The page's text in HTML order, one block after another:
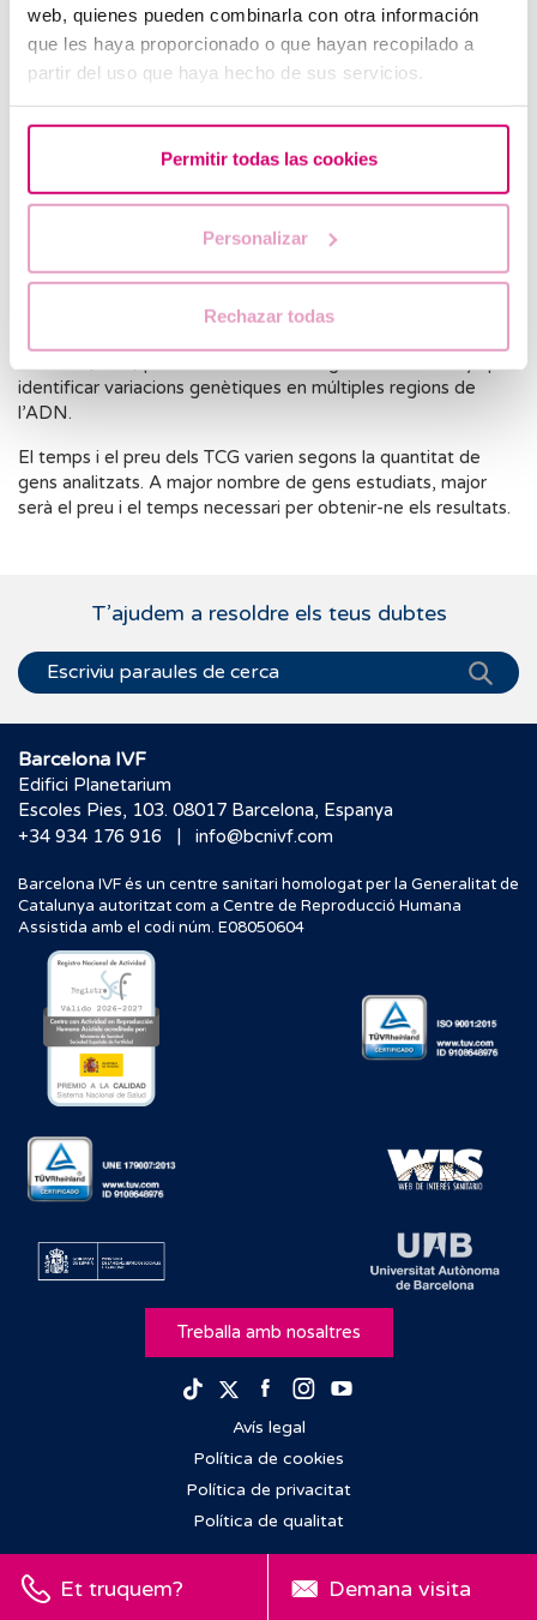
web, quienes pueden combinarla con otra información
que les haya proporcionado o que hayan recopilado a
partir del uso que haya hecho de sus servicios.
Permitir todas las cookies
Personalizar
Rechazar todas
Parelles en tractament de reproducció assistida.
Tractaments amb donació d’òvuls o banc de semen.
Quins són els diferents TCG que existeixen al
Hi ha diversos tipus de TCG, des de tests bàsics que
avançats que poden estudiar fins a 1.500 malalties.
També es diferencien per la tecnologia utilitzada. Alguns
tests empren PCR per detectar mutacions en gens
identificar variacions genètiques en múltiples regions de
l’ADN.
El temps i el preu dels TCG varien segons la quantitat de
gens analitzats. A major nombre de gens estudiats, major
serà el preu i el temps necessari per obtenir-ne els resultats.
T’ajudem a resoldre els teus dubtes
Et truquem? Demana visita
Barcelona IVF
Edifici Planetarium
Escoles Pies, 103. 08017 Barcelona, Espanya
+34 934 176 916
| info@bcnivf.com
Barcelona IVF és un centre sanitari homologat per la Generalitat de
Catalunya autoritzat com a Centre de Reproducció Humana
Assistida amb el codi núm. E08050604
Treballa amb nosaltres
TikTokTwitterFacebook
Instagram
Avís legal
Política de cookies
Política de privacitat
Política de qualitat